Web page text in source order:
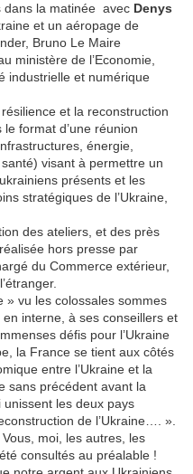
dans la matinée avec Denys
et un aéropage de
Bruno Le Maire
ministère de l’Economie,
industrielle et numérique
et la reconstruction
format d’une réunion
énergie,
visant à permettre un
présents et les
stratégiques de l’Ukraine,
des ateliers, et des près
hors presse par
du Commerce extérieur,
» vu les colossales sommes
interne, à ses conseillers et
défis pour l’Ukraine
la France se tient aux côtés
entre l’Ukraine et la
sans précédent avant la
les deux pays
de l’Ukraine…. ».
moi, les autres, les
consultés au préalable !